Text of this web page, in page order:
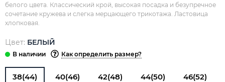
белого цвета. Классический крой, высокая посадка и безупречное
сочетание кружева и слегка мерцающего трикотажа. Ластовица
хлопковая.
Цвет: БЕЛЫЙ
Как определить размер?
38(44) 40(46) 42(48) 44(50) 46(52)